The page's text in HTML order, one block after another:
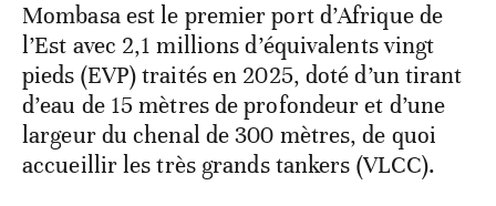
Mombasa est le premier port d’Afrique de
l’Est avec 2,1 millions d’équivalents vingt
pieds (EVP) traités en 2025, doté d’un tirant
d’eau de 15 mètres de profondeur et d’une
largeur du chenal de 300 mètres, de quoi
accueillir les très grands tankers (VLCC).